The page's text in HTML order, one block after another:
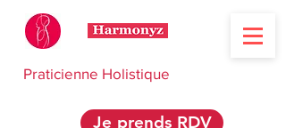
Je prends RDV
Praticienne Holistique